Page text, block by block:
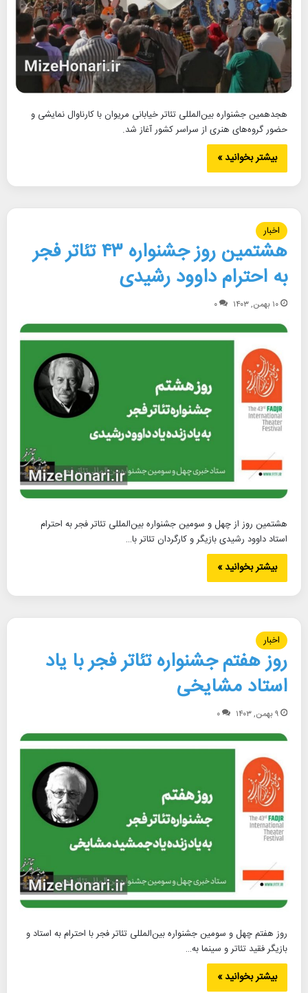
هجدهمین جشنواره بین‌المللی تئاتر خیابانی مریوان با کارناوال نمایشی و
حضور گروه‌های هنری از سراسر کشور آغاز شد.
بیشتر بخوانید »
اخبار
هشتمین روز جشنواره ۴۳ تئاتر فجر
به احترام داوود رشیدی
۱۰ بهمن, ۱۴۰۳ ۰
هشتمین روز از چهل و سومین جشنواره بین‌المللی تئاتر فجر به احترام
استاد داوود رشیدی بازیگر و کارگردان تئاتر با…
بیشتر بخوانید »
اخبار
روز هفتم جشنواره تئاتر فجر با یاد
استاد مشایخی
۹ بهمن, ۱۴۰۳ ۰
روز هفتم چهل و سومین جشنواره بین‌‌المللی تئاتر فجر با احترام به استاد و
بازیگر فقید تئاتر و سینما به…
بیشتر بخوانید »